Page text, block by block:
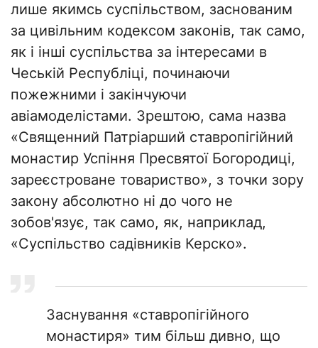
лише якимсь суспільством, заснованим
за цивільним кодексом законів, так само,
як і інші суспільства за інтересами в
Чеській Республіці, починаючи
пожежними і закінчуючи
авіамоделістами. Зрештою, сама назва
«Священний Патріарший ставропігійний
монастир Успіння Пресвятої Богородиці,
зареєстроване товариство», з точки зору
закону абсолютно ні до чого не
зобов'язує, так само, як, наприклад,
«Суспільство садівників Керско».
Заснування «ставропігійного
монастиря» тим більш дивно, що